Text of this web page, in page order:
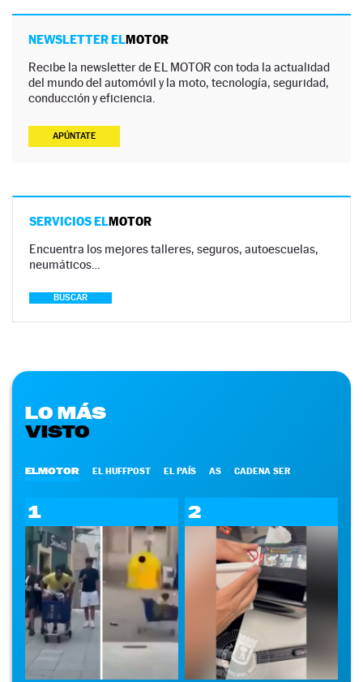
NEWSLETTER ELMOTOR
Recibe la newsletter de EL MOTOR con toda la actualidad
del mundo del automóvil y la moto, tecnología, seguridad,
conducción y eficiencia.
APÚNTATE
SERVICIOS ELMOTOR
Encuentra los mejores talleres, seguros, autoescuelas,
neumáticos…
BUSCAR
LO MÁS
VISTO
ELMOTOR EL HUFFPOST EL PAÍS AS CADENA SER
1 2